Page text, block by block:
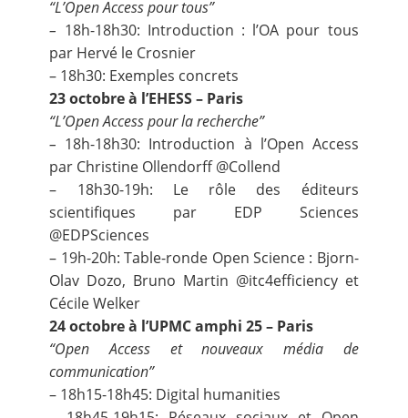
“L’Open Access pour tous”
– 18h-18h30: Introduction : l’OA pour tous
par Hervé le Crosnier
– 18h30: Exemples concrets
23 octobre à l’EHESS – Paris
“L’Open Access pour la recherche”
– 18h-18h30: Introduction à l’Open Access
par Christine Ollendorff@Collend
– 18h30-19h: Le rôle des éditeurs
scientifiques par EDP Sciences
@EDPSciences
– 19h-20h: Table-ronde Open Science : Bjorn-
Olav Dozo, Bruno Martin @itc4efficiency et
Cécile Welker
24 octobre à l’UPMC amphi 25 – Paris
“Open Access et nouveaux média de
communication”
– 18h15-18h45: Digital humanities